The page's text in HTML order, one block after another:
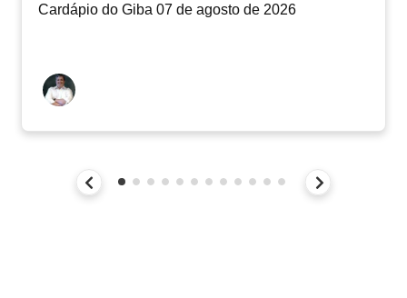
Cardápio do Giba 07 de agosto de 2026